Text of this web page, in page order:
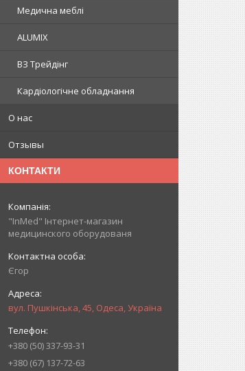
Медична меблі
ALUMIX
ВЗ Трейдінг
Кардіологічне обладнання
О нас
Отзывы
КОНТАКТИ
"InMed" Інтернет-магазин
медицинского оборудованя
Єгор
вул. Пушкінська, 45, Одеса, Україна
+380 (50) 337-93-31
+380 (67) 137-72-63